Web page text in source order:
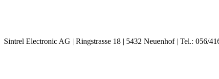
Sintrel Electronic AG | Ringstrasse 18 | 5432 Neuenhof | Tel.: 056/